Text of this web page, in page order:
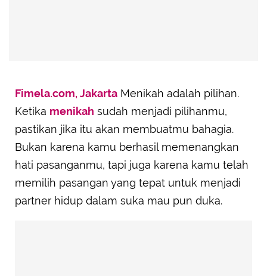
Fimela.com, Jakarta Menikah adalah pilihan.
Ketika menikah sudah menjadi pilihanmu,
pastikan jika itu akan membuatmu bahagia.
Bukan karena kamu berhasil memenangkan
hati pasanganmu, tapi juga karena kamu telah
memilih pasangan yang tepat untuk menjadi
partner hidup dalam suka mau pun duka.